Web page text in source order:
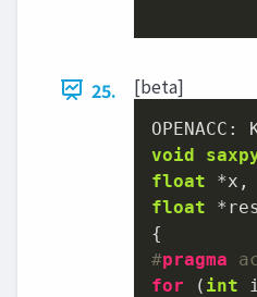
25. [beta]
OPENACC:
void
float
float
#pragma
for ( int